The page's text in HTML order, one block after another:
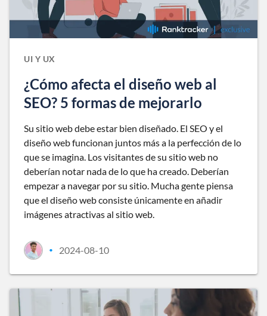
UI Y UX
¿Cómo afecta el diseño web al
SEO? 5 formas de mejorarlo
Su sitio web debe estar bien diseñado. El SEO y el
diseño web funcionan juntos más a la perfección de lo
que se imagina. Los visitantes de su sitio web no
deberían notar nada de lo que ha creado. Deberían
empezar a navegar por su sitio. Mucha gente piensa
que el diseño web consiste únicamente en añadir
imágenes atractivas al sitio web.
• 2024-08-10